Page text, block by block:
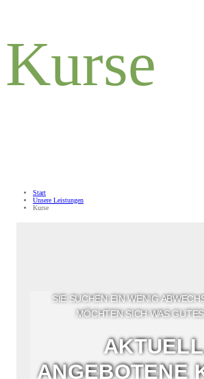
Kurse
Start
Unsere Leistungen
Kurse
SIE SUCHEN EIN WENIG
MÖCHTEN SICH WAS
AKTUELL
ANGEBOTENE